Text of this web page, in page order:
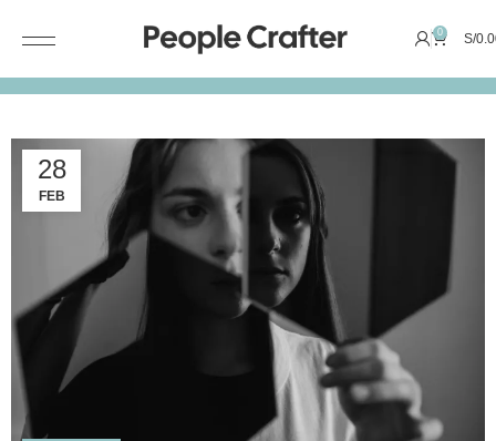
0 S/
28
FEB